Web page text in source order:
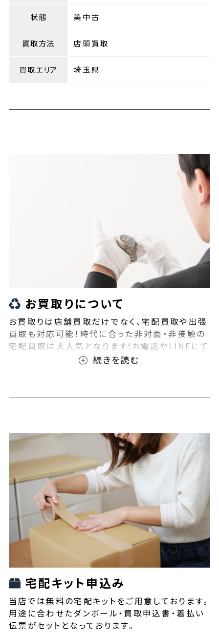
状態 美中古
買取方法 店頭買取
買取エリア 埼玉県
お買取りについて
お買取りは店舗買取だけでなく、宅配買取や出張
買取も対応可能！時代に合った非対面・非接触の
宅配買取は大人気となります!お電話やLINEにて
事前査定が可能となっております！また無料の宅
宅配キット申込み
当店では無料の宅配キットをご用意しております。
用途に合わせたダンボール・買取申込書・着払い
伝票がセットとなっております。